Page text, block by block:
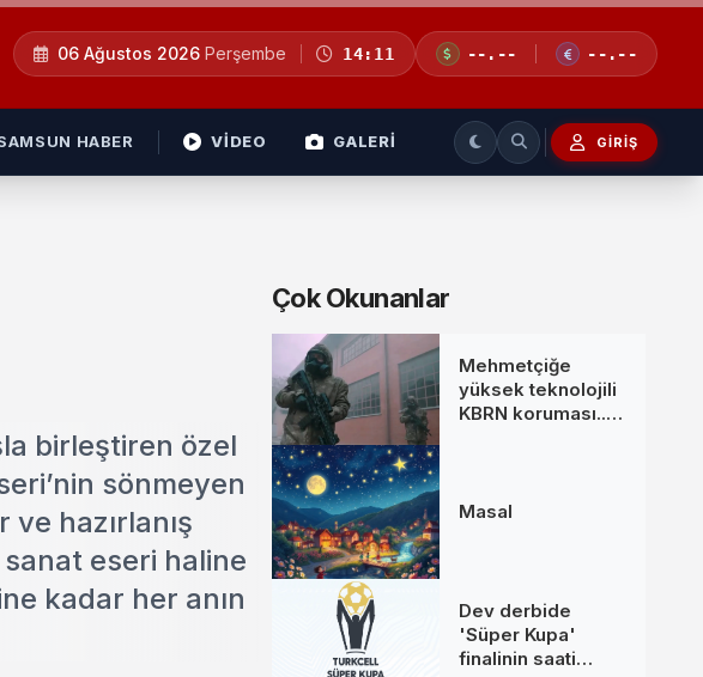
06 Ağustos 2026 Perşembe 14:11 --.-- --.--
HABER VİDEO GALERİ GIRIŞ
birleştiren özel
sönmeyen
hazırlanış
sanat eseri haline
kadar her anın
Çok Okunanlar
Mehmetçiğe
yüksek teknolojili
KBRN koruması...
Masal
Dev derbide
'Süper Kupa'
finalinin saati